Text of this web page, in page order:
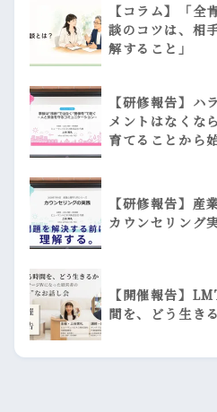
【コラム】「
談のコツは、相
解すること」
【研修報告】ハ
メントはなくな
育てることから
【研修報告】産
カウンセリング
【開催報告】
間を、どう生き